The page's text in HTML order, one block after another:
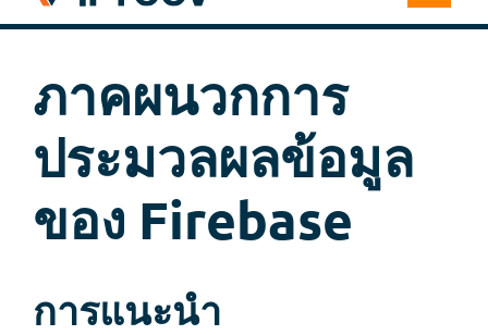
ภาคผนวกการ
ประมวลผลข้อมูล
ของ Firebase
การแนะนำ